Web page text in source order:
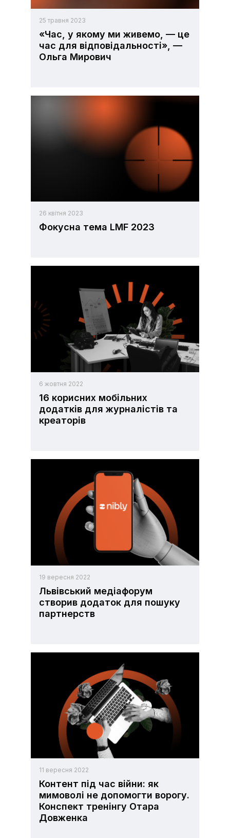
25 травня 2023
«Час, у якому ми живемо, — це
час для відповідальності», —
Ольга Мирович
26 квітня 2023
Фокусна тема LMF 2023
6 жовтня 2022
16 корисних мобільних
додатків для журналістів та
креаторів
19 вересня 2022
Львівський медіафорум
створив додаток для пошуку
партнерств
11 вересня 2022
Контент під час війни: як
мимоволі не допомогти ворогу.
Конспект тренінгу Отара
Довженка